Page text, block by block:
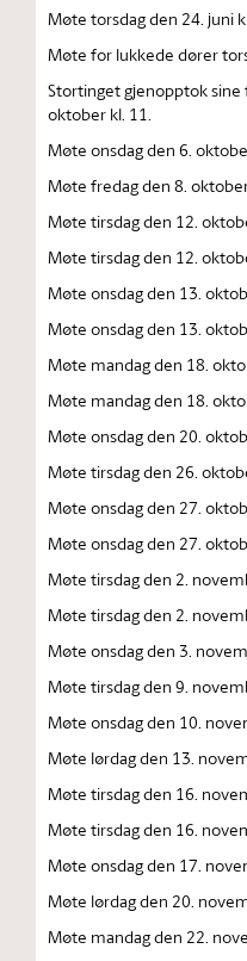
Møte torsdag den 24. juni
Møte for lukkede dører
Stortinget gjenopptok sine
oktober kl. 11.
Møte onsdag den 6.
Møte fredag den 8.
Møte tirsdag den 12.
Møte tirsdag den 12.
Møte onsdag den 13.
Møte onsdag den 13.
Møte mandag den 18.
Møte mandag den 18.
Møte onsdag den 20.
Møte tirsdag den 26.
Møte onsdag den 27.
Møte onsdag den 27.
Møte tirsdag den 2.
Møte tirsdag den 2.
Møte onsdag den 3.
Møte tirsdag den 9.
Møte onsdag den 10.
Møte lørdag den 13.
Møte tirsdag den 16.
Møte tirsdag den 16.
Møte onsdag den 17.
Møte lørdag den 20.
Møte mandag den 22.